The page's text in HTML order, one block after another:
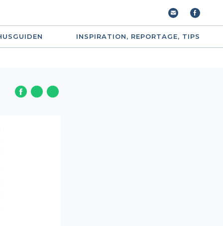
INSPIRATION, REPORTAGE, TIPS